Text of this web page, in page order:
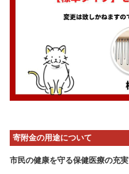
寄附金の用途について
市民の健康を守る保健医療の充実